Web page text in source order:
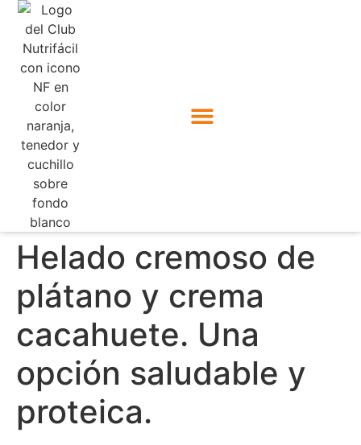
Helado cremoso de
plátano y crema
cacahuete. Una
opción saludable y
proteica.